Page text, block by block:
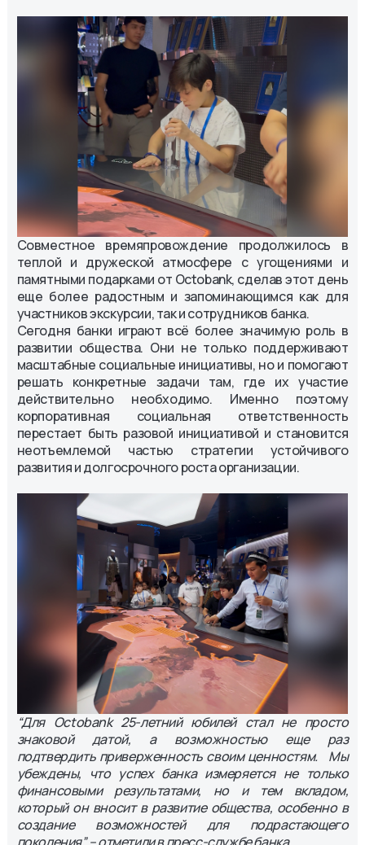
Совместное времяпровождение продолжилось в
теплой и дружеской атмосфере с угощениями и
памятными подарками от Octobank, сделав этот день
еще более радостным и запоминающимся как для
участников экскурсии, так и сотрудников банка.
Сегодня банки играют всё более значимую роль в
развитии общества. Они не только поддерживают
масштабные социальные инициативы, но и помогают
решать конкретные задачи там, где их участие
действительно необходимо. Именно поэтому
корпоративная социальная ответственность
перестает быть разовой инициативой и становится
неотъемлемой частью стратегии устойчивого
развития и долгосрочного роста организации.
“Для Octobank 25-летний юбилей стал не просто
знаковой датой, а возможностью еще раз
подтвердить приверженность своим ценностям. Мы
убеждены, что успех банка измеряется не только
финансовыми результатами, но и тем вкладом,
который он вносит в развитие общества, особенно в
создание возможностей для подрастающего